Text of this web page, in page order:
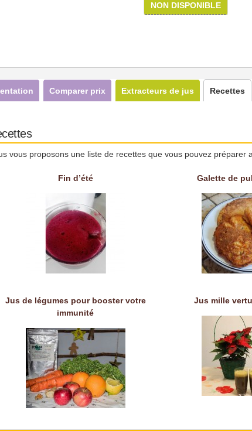
NON DISPONIBLE
Comparer prix Extracteurs de jus Recettes
vous proposons une liste de recettes que vous pouvez préparer
Fin d’été Galette de
Jus de légumes pour booster votre
immunité
Jus mille